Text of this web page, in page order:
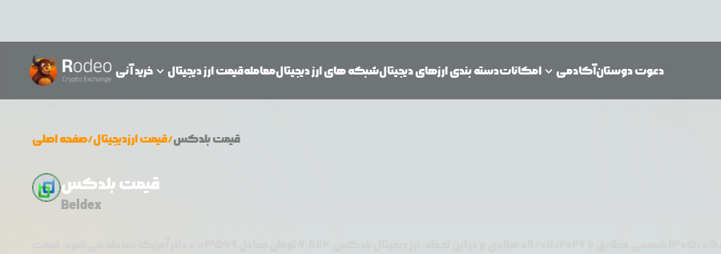
خرید آنی قیمت ارز دیجیتالمعاملهشبکه‌ های ارز دیجیتالدسته بندی ارزهای دیجیتالامکانات آکادمیدعوت دوستان
صفحه اصلی/قیمت ارزدیجیتال/ قیمتبلدکس
قیمت بلدکس
Beldex